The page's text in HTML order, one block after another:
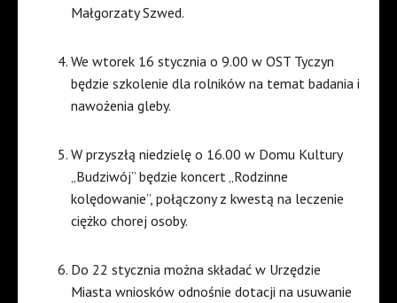
Małgorzaty Szwed.
We wtorek 16 stycznia o 9.00 w OST Tyczyn
będzie szkolenie dla rolników na temat badania i
nawożenia gleby.
W przyszłą niedzielę o 16.00 w Domu Kultury
„Budziwój” będzie koncert „Rodzinne
kolędowanie”, połączony z kwestą na leczenie
ciężko chorej osoby.
Do 22 stycznia można składać w Urzędzie
Miasta wniosków odnośnie dotacji na usuwanie